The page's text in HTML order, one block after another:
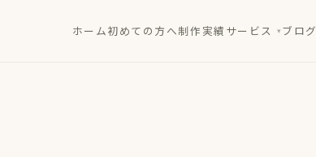
ホーム初めての方へ制作実績 サービス ブログ